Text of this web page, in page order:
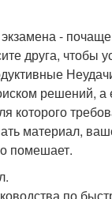
-
друга, чтобы
решений, а
которого
материал,
помешает.